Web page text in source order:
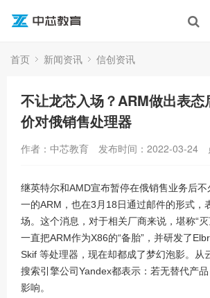
产品中心
新闻资讯
资源中心
人才招聘
联系我们
首页 新闻资讯 信创资讯
不让龙芯入场？ARM做出表态
价对俄销售处理器
作者：中芯教育 发布时间：2022-03-24
继英特尔和AMD宣布暂停在俄销售业务后不
一的ARM ，也在3 月 18日通过邮件的形式，
场。这个消息，对于相关厂商来说，堪称“
一直把ARM作为X86的“备胎”，并研发了
Skif 等处理器，现在却都成了梦幻泡影。从
搜索引擎公司Yandex都表示：若无替代产
影响。